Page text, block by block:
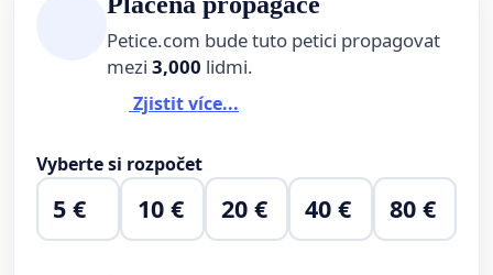
Petice.com bude tuto petici propagovat
mezi 3,000 lidmi.
Zjistit více...
Vyberte si rozpočet
5 € 10 € 20 € 40 € 80 €